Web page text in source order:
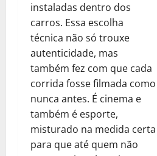
instaladas dentro dos
carros. Essa escolha
técnica não só trouxe
autenticidade, mas
também fez com que cada
corrida fosse filmada como
nunca antes. É cinema e
também é esporte,
misturado na medida certa
para que até quem não